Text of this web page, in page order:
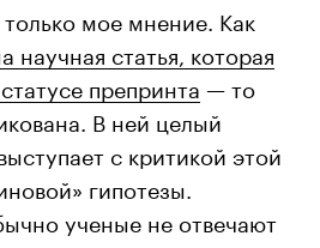
мое мнение. Как
научная статья, которая
препринта — то
В ней целый
с критикой этой
гипотезы.
ученые не отвечают